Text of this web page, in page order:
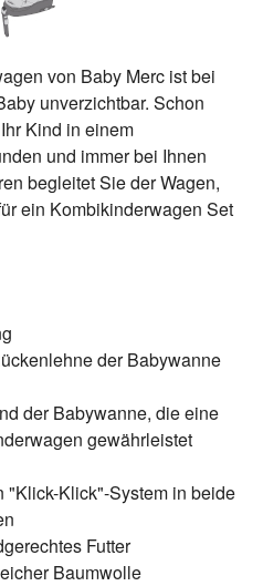
von Baby Merc ist bei
unverzichtbar. Schon
Kind in einem
und immer bei Ihnen
begleitet Sie der Wagen,
ein Kombikinderwagen Set
der Babywanne
der Babywanne, die eine
gewährleistet
"Klick-Klick"-System in beide
Futter
Baumwolle